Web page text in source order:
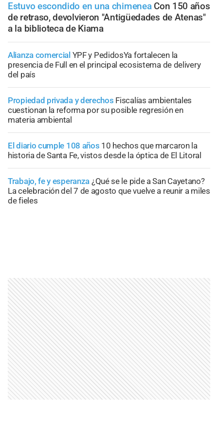
Estuvo escondido en una chimenea Con 150 años
de retraso, devolvieron "Antigüedades de Atenas"
a la biblioteca de Kiama
Alianza comercial YPF y PedidosYa fortalecen la
presencia de Full en el principal ecosistema de delivery
del país
Propiedad privada y derechos Fiscalías ambientales
cuestionan la reforma por su posible regresión en
materia ambiental
El diario cumple 108 años 10 hechos que marcaron la
historia de Santa Fe, vistos desde la óptica de El Litoral
Trabajo, fe y esperanza ¿Qué se le pide a San Cayetano?
La celebración del 7 de agosto que vuelve a reunir a miles
de fieles